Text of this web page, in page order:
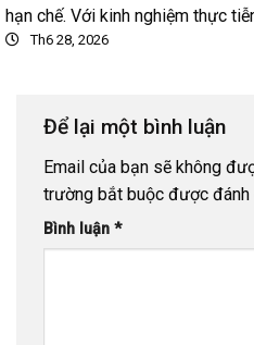
hạn chế. Với kinh nghiệm thực
Th6 28, 2026
Để lại một bình luận
Email của bạn sẽ không
trường bắt buộc được đánh
Bình luận *